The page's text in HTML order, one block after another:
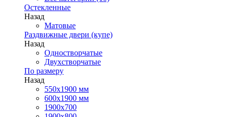
Остекленные
Назад
Матовые
Раздвижные двери (купе)
Назад
Одностворчатые
Двухстворчатые
По размеру
Назад
550x1900 мм
600x1900 мм
1900х700